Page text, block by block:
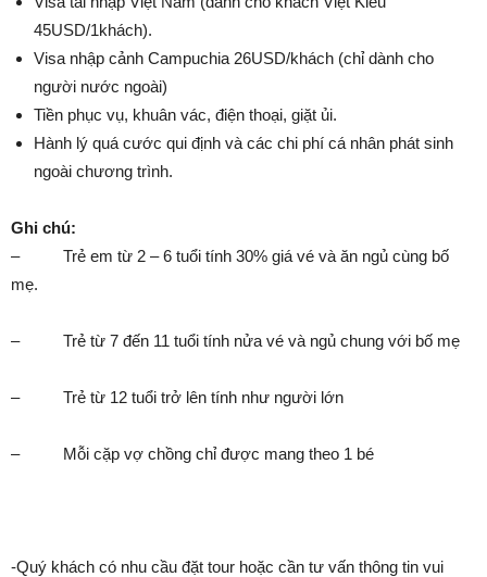
45USD/1khách).
Visa nhập cảnh Campuchia 26USD/khách (chỉ dành cho
người nước ngoài)
Tiền phục vụ, khuân vác, điện thoại, giặt ủi.
Hành lý quá cước qui định và các chi phí cá nhân phát sinh
ngoài chương trình.
Ghi chú:
– Trẻ em từ 2 – 6 tuổi tính 30% giá vé và ăn ngủ cùng bố
mẹ.
– Trẻ từ 7 đến 11 tuổi tính nửa vé và ngủ chung với bố mẹ
– Trẻ từ 12 tuổi trở lên tính như người lớn
– Mỗi cặp vợ chồng chỉ được mang theo 1 bé
-Quý khách có nhu cầu đặt tour hoặc cần tư vấn thông tin vui